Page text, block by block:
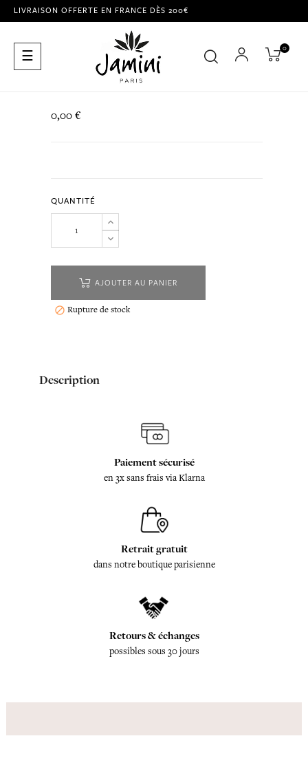
LIVRAISON OFFERTE EN FRANCE DÈS 200€
Basculer
la
☰ 0
0,00 €
QUANTITÉ
AJOUTER AU PANIER
 Rupture de stock
Description
Paiement sécurisé
en 3x sans frais via Klarna
Retrait gratuit
dans notre boutique parisienne
Retours & échanges
possibles sous 30 jours